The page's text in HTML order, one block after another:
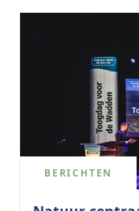
BERICHTEN